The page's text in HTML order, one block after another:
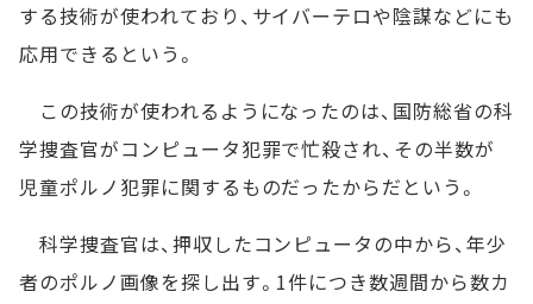
する技術が使われており、サイバーテロや陰謀などにも
応用できるという。
この技術が使われるようになったのは、国防総省の科
学捜査官がコンピュータ犯罪で忙殺され、その半数が
児童ポルノ犯罪に関するものだったからだという。
科学捜査官は、押収したコンピュータの中から、年少
者のポルノ画像を探し出す。1件につき数週間から数カ